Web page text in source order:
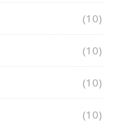
(10)
(10)
(10)
(10)